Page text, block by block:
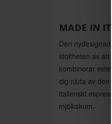
MADE IN
Den
stoltheten av
kombinerar
dig njuta av
italienskt
mjölkskum.